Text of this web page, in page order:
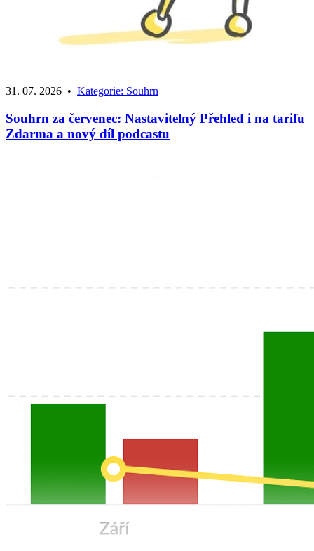
31. 07. 2026 • Kategorie: Souhrn
Souhrn za červenec: Nastavitelný Přehled i na tarifu
Zdarma a nový díl podcastu